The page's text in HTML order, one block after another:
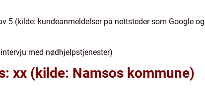
5 (kilde: kundeanmeldelser på nettsteder som Google og
med nødhjelpstjenester)
xx (kilde: Namsos kommune)